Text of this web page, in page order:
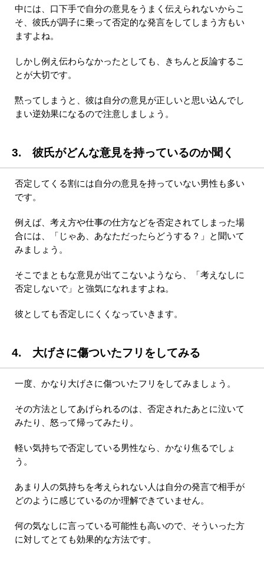
中には、口下手で自分の意見をうまく伝えられないからこ
そ、彼氏が調子に乗って否定的な発言をしてしまう方もい
ますよね。
しかし例え伝わらなかったとしても、きちんと反論するこ
とが大切です。
黙ってしまうと、彼は自分の意見が正しいと思い込んでし
まい逆効果になるので注意しましょう。
3. 彼氏がどんな意見を持っているのか聞く
否定してくる割には自分の意見を持っていない男性も多い
です。
例えば、考え方や仕事の仕方などを否定されてしまった場
合には、「じゃあ、あなただったらどうする？」と聞いて
みましょう。
そこでまともな意見が出てこないようなら、「考えなしに
否定しないで」と強気になれますよね。
彼としても否定しにくくなっていきます。
4. 大げさに傷ついたフリをしてみる
一度、かなり大げさに傷ついたフリをしてみましょう。
その方法としてあげられるのは、否定されたあとに泣いて
みたり、怒って帰ってみたり。
軽い気持ちで否定している男性なら、かなり焦るでしょ
う。
あまり人の気持ちを考えられない人は自分の発言で相手が
どのように感じているのか理解できていません。
何の気なしに言っている可能性も高いので、そういった方
に対してとても効果的な方法です。